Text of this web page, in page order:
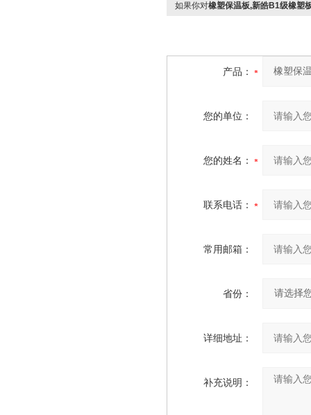
如果你对橡塑保温板,新皓B1级橡塑
产品：
您的单位：
您的姓名：
联系电话：
常用邮箱：
省份：
详细地址：
补充说明：